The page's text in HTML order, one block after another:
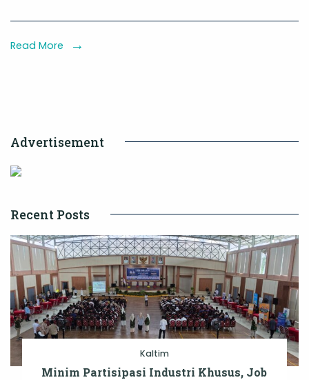
ke-
Asuhan
Read More
Advertisement
Recent Posts
Kaltim
Minim Partisipasi Industri Khusus, Job